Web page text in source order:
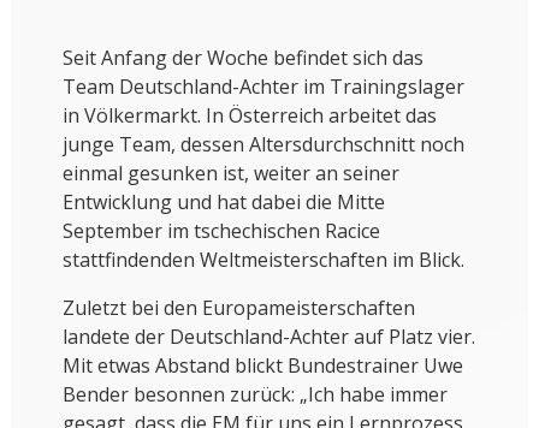
Seit Anfang der Woche befindet sich das
Team Deutschland-Achter im Trainingslager
in Völkermarkt. In Österreich arbeitet das
junge Team, dessen Altersdurchschnitt noch
einmal gesunken ist, weiter an seiner
Entwicklung und hat dabei die Mitte
September im tschechischen Racice
stattfindenden Weltmeisterschaften im Blick.
Zuletzt bei den Europameisterschaften
landete der Deutschland-Achter auf Platz vier.
Mit etwas Abstand blickt Bundestrainer Uwe
Bender besonnen zurück: „Ich habe immer